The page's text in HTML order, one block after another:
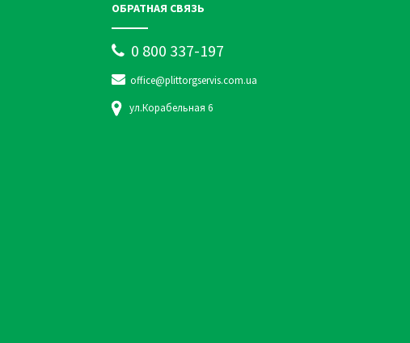
ОБРАТНАЯ СВЯЗЬ
0 800 337-197
office@plittorgservis.com.ua
ул.Корабельная 6